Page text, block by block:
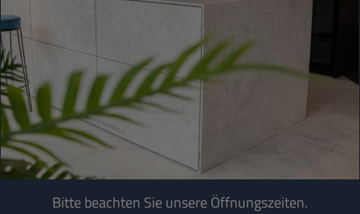
Bitte beachten Sie unsere Öffnungszeiten.